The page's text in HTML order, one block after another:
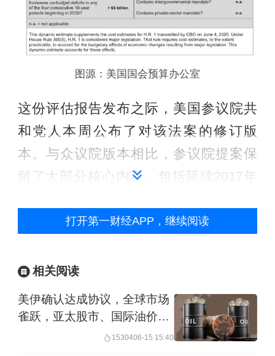
图源：美国国会预算办公室
这份评估报告发布之际，美国参议院共
和党人本周公布了对该法案的修订版
本。与众议院版本相比，参议院提案保
留了大部分核心内容，包括延续2017年
商业税收减免永久化，并进一步限制州
高盛美国政治经济首席分析师菲利普斯
（Alec Phillips）表示，关税收入可能在
短期内弥补部分减税带来的收入流失，
打开第一财经APP，继续阅读
相关阅读
美伊确认达成协议，全球市场
雀跃，亚太股市、国际油价、
1530406-15 15:40